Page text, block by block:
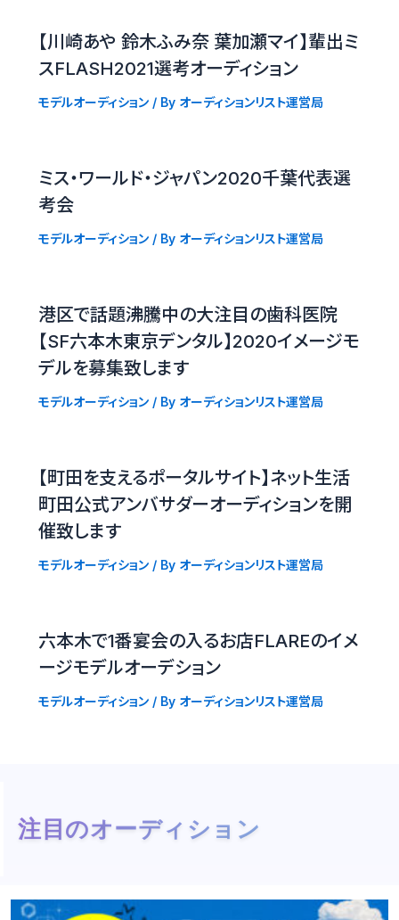
【川崎あや 鈴木ふみ奈 葉加瀬マイ】輩出ミ
スFLASH2021選考オーディション
モデルオーディション/ By オーディションリスト運営局
ミス・ワールド・ジャパン2020千葉代表選
考会
モデルオーディション/ By オーディションリスト運営局
港区で話題沸騰中の大注目の歯科医院
【SF六本木東京デンタル】2020イメージモ
デルを募集致します
モデルオーディション/ By オーディションリスト運営局
【町田を支えるポータルサイト】ネット生活
町田公式アンバサダーオーディションを開
催致します
モデルオーディション/ By オーディションリスト運営局
六本木で1番宴会の入るお店FLAREのイメ
ージモデルオーデション
モデルオーディション/ By オーディションリスト運営局
注目のオーディション